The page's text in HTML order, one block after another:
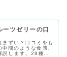
ツゼリーの口
ずい？口コミをも
間のような食感、
説します。28種類